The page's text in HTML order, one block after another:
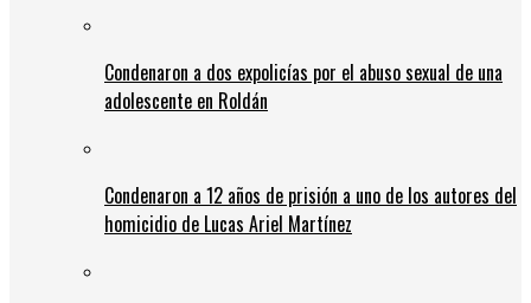
Condenaron a dos expolicías por el abuso sexual de una
adolescente en Roldán
Condenaron a 12 años de prisión a uno de los autores del
homicidio de Lucas Ariel Martínez